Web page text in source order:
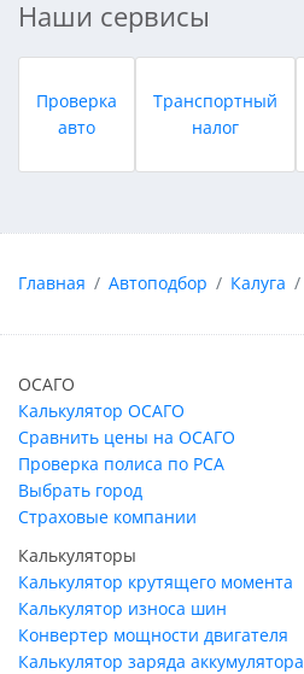
Наши сервисы
Проверка
авто
Транспортный
налог
Главная Автоподбор Калуга
ОСАГО
Калькулятор ОСАГО
Сравнить цены на ОСАГО
Проверка полиса по РСА
Выбрать город
Страховые компании
Калькуляторы
Калькулятор крутящего момента
Калькулятор износа шин
Конвертер мощности двигателя
Калькулятор заряда аккумулятора